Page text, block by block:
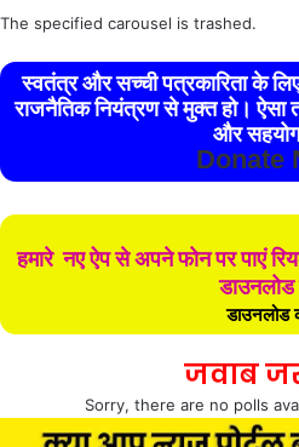
The specified carousel is trashed.
स्वतंत्र और सच्ची पत्रकारिता के
राजनैतिक नियंत्रण से मुक्त हो।
और
Donate
हमारे नए ऐप से अपने फोन पर पाएं
डाउनलोड
जवाब
Sorry, there are no polls